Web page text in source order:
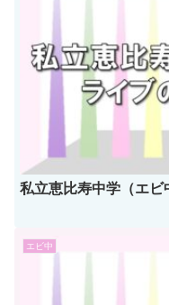
私立恵比寿中学（エビ
エビ中